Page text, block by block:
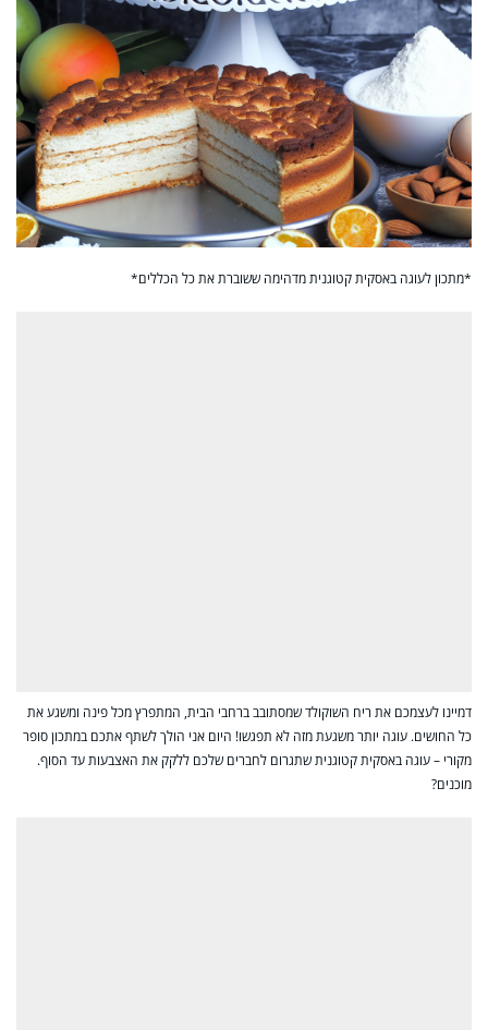
*מתכון לעוגה באסקית קטוגנית מדהימה ששוברת את כל הכללים*
דמיינו לעצמכם את ריח השוקולד שמסתובב ברחבי הבית, המתפרץ מכל פינה ומשגע את
כל החושים. עוגה יותר משגעת מזה לא תפגשו! היום אני הולך לשתף אתכם במתכון סופר
מקורי – עוגה באסקית קטוגנית שתגרום לחברים שלכם ללקק את האצבעות עד הסוף.
מוכנים?